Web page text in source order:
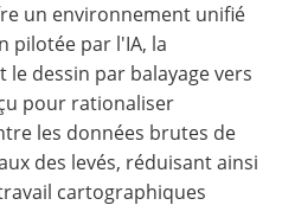
un environnement unifié
pilotée par l'IA, la
dessin par balayage vers
pour rationaliser
les données brutes de
des levés, réduisant ainsi
cartographiques